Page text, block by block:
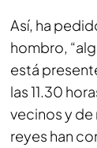
Así, ha
hombro,
está
las 11.30
vecinos y
reyes han